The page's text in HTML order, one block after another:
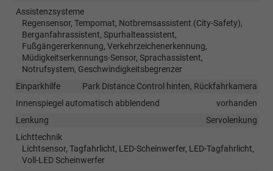
Assistenzsysteme
Regensensor, Tempomat, Notbremsassistent (City-Safety),
Berganfahrassistent, Spurhalteassistent,
Fußgängererkennung, Verkehrzeichenerkennung,
Müdigkeitserkennungs-Sensor, Sprachassistent,
Notrufsystem, Geschwindigkeitsbegrenzer
Einparkhilfe
Park Distance Control hinten, Rückfahrkamera
Innenspiegel automatisch abblendend
vorhanden
Lenkung
Servolenkung
Lichttechnik
Lichtsensor, Tagfahrlicht, LED-Scheinwerfer, LED-Tagfahrlicht,
Voll-LED Scheinwerfer